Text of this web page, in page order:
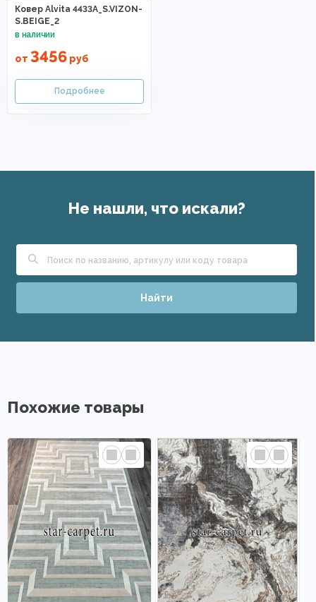
Ковер Alvita 4433A_S.VIZON-
S.BEIGE_2
от 3456 руб
Не нашли, что искали?
Найти
Похожие товары